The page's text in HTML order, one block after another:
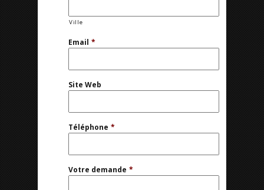
Ville
Email *
Site Web
Téléphone *
Votre demande *